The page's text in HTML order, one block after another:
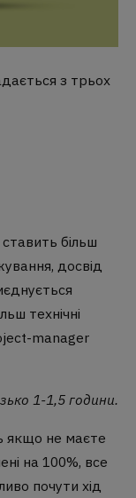
з трьох
більш
досвід
технічні
manager
1-1,5 години.
якщо не маєте
на 100%, все
почути хід